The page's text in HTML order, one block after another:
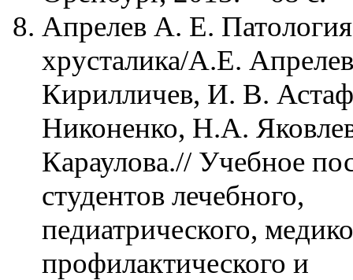
Апрелев А. Е. Патология
хрусталика/А.Е.
Кирилличев, И. В.
Никоненко, Н.А.
Караулова.// Учебное
студентов лечебного,
педиатрического,
профилактического и